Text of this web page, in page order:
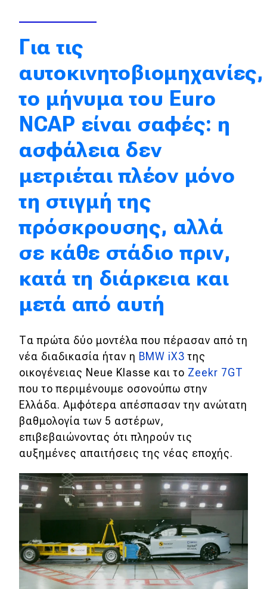
Πρωτότυπα
Ελλάδα
Κόσμος
Τεχνολογία
Ασφάλεια
Αγορά
Απόψεις
Test Drive
Δοκιμή
Αποστολή
Συγκρίνουμε
Αγώνες
Formula 1
WRC
Motorsport
Eco
Νέα
Τεχνολογία
Mobility
Σταθμοί φόρτισης
Για τις
αυτοκινητοβιομηχανίες,
το μήνυμα του Euro
NCAP είναι σαφές: η
ασφάλεια δεν
μετριέται πλέον μόνο
τη στιγμή της
πρόσκρουσης, αλλά
σε κάθε στάδιο πριν,
κατά τη διάρκεια και
μετά από αυτή
Τα πρώτα δύο μοντέλα που πέρασαν από τη
νέα διαδικασία ήταν η BMW iX3 της
οικογένειας Neue Klasse και το Zeekr 7GT
που το περιμένουμε οσονούπω στην
Ελλάδα. Αμφότερα απέσπασαν την ανώτατη
βαθμολογία των 5 αστέρων,
επιβεβαιώνοντας ότι πληρούν τις
αυξημένες απαιτήσεις της νέας εποχής.